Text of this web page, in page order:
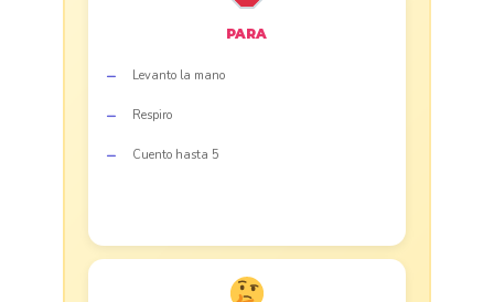
PARA
Levanto la mano
Respiro
Cuento hasta 5